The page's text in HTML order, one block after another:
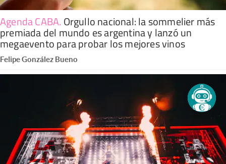
Agenda CABA. Orgullo nacional: la sommelier más
premiada del mundo es argentina y lanzó un
megaevento para probar los mejores vinos
Felipe González Bueno